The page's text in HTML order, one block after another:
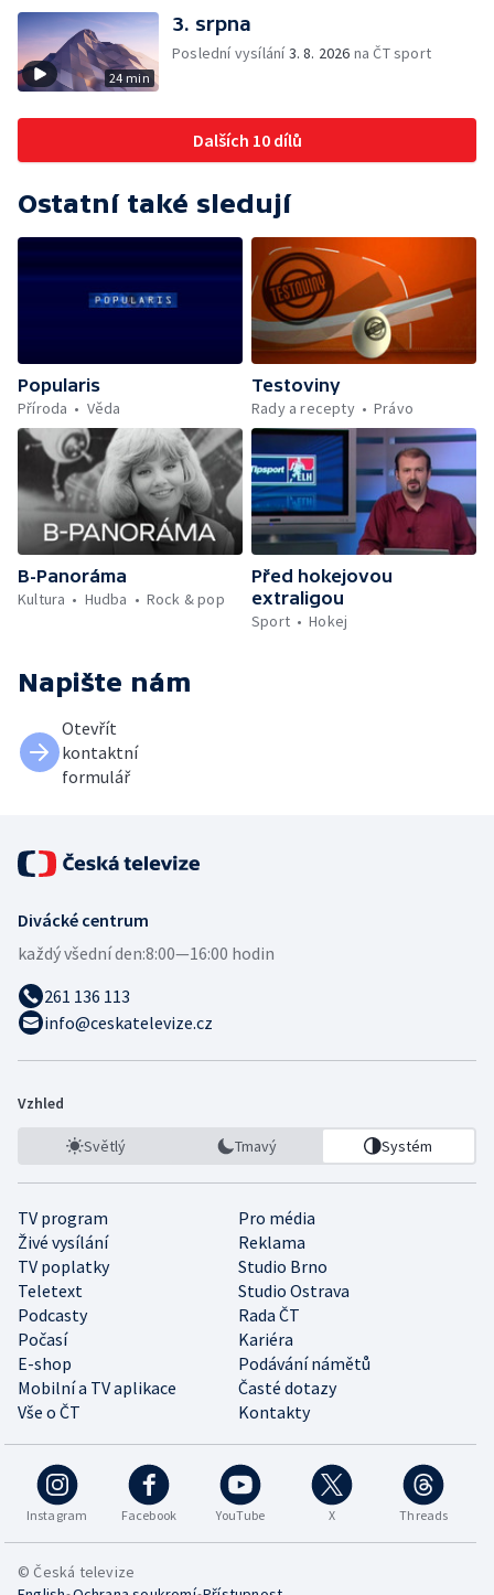
24 min
3. srpna
Poslední vysílání3. 8. 2026 na ČT sport
Dalších 10 dílů
Ostatní také sledují
Popularis
Příroda
Věda
Testoviny
Rady a recepty
Právo
B-Panoráma
Kultura
Hudba Rock & pop
Před hokejovou
extraligou
Sport
Hokej
Napište nám
Otevřít
kontaktní
formulář
Divácké centrum
každý všední den:8:00—16:00 hodin
261 136 113
info@ceskatelevize.cz
Vzhled
Světlý Tmavý Systém
TV program
Pro média
Živé vysílání
Reklama
TV poplatky
Studio Brno
Teletext
Studio Ostrava
Podcasty
Rada ČT
Počasí
Kariéra
E-shop
Podávání námětů
Mobilní a TV aplikace
Časté dotazy
Vše o ČT
Kontakty
Instagram Facebook YouTube X Threads
© Česká televize